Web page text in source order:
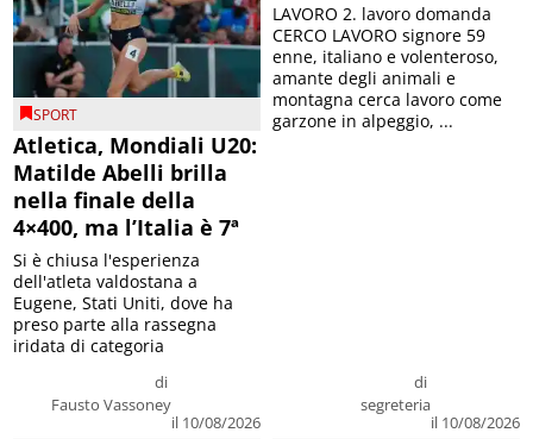
SPORT
Atletica, Mondiali U20:
Matilde Abelli brilla
nella finale della
4×400, ma l’Italia è 7ª
di
Fausto Vassoney
il 10/08/2026
Si è chiusa l'esperienza
dell'atleta valdostana a
Eugene, Stati Uniti, dove ha
preso parte alla rassegna
iridata di categoria
di
segreteria
il 10/08/2026
LAVORO 2. lavoro domanda
CERCO LAVORO signore 59
enne, italiano e volenteroso,
amante degli animali e
montagna cerca lavoro come
garzone in alpeggio, ...